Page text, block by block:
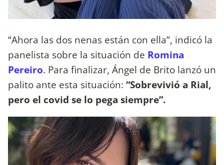
“Ahora las dos nenas están con ella”, indicó la
panelista sobre la situación de Romina
Pereiro. Para finalizar, Ángel de Brito lanzó un
palito ante esta situación: “Sobrevivió a Rial,
pero el covid se lo pega siempre”.